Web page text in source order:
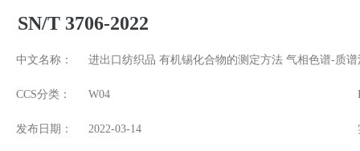
SN/T 3706-2022
中文名称： 进出口纺织品 有机锡化合物的测定方法 气相色谱-质谱
CCS分类： W04
发布日期： 2022-03-14